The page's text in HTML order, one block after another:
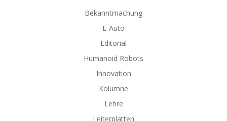
Bekanntmachung
E-Auto
Editorial
Humanoid Robots
Innovation
Kolumne
Lehre
Leiterplatten